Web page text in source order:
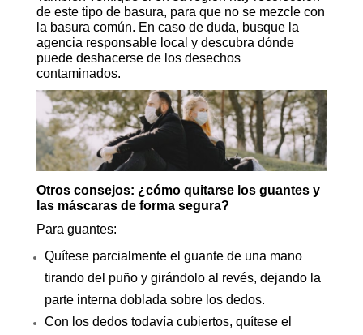
de este tipo de basura, para que no se mezcle con
la basura común. En caso de duda, busque la
agencia responsable local y descubra dónde
puede deshacerse de los desechos
contaminados.
Otros consejos: ¿cómo quitarse los guantes y
las máscaras de forma segura?
Para guantes:
Quítese parcialmente el guante de una mano
tirando del puño y girándolo al revés, dejando la
parte interna doblada sobre los dedos.
Con los dedos todavía cubiertos, quítese el